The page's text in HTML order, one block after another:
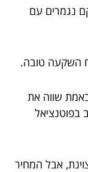
נגמרים עם
השקעה טובה.
שווה את
אבל המחיר